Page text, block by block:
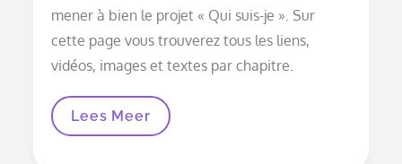
mener à bien le projet « Qui suis-je ». Sur
cette page vous trouverez tous les liens,
vidéos, images et textes par chapitre.
Étudiants :
Lees Meer